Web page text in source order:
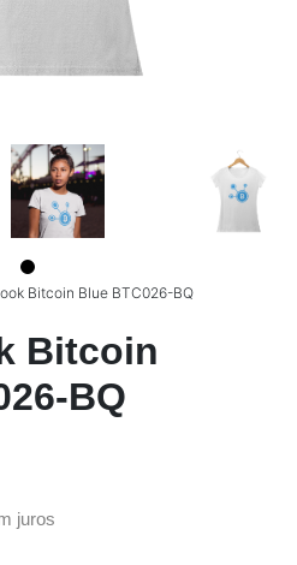
Bitcoin Blue BTC026-BQ
Bitcoin
BQ
juros